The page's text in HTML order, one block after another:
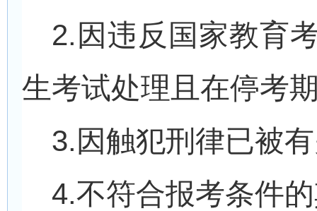
2. 因违反国家教育
生考试处理且在停考
3. 因触犯刑律已被
4.不符合报考条件